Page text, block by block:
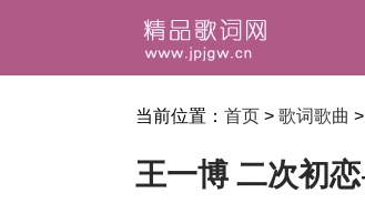
当前位置： 首页 > 歌词歌曲
王一博 二次初